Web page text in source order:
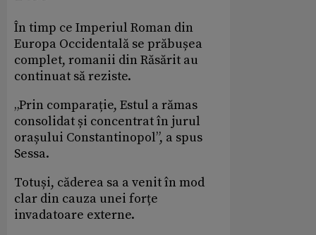
În timp ce Imperiul Roman din
Europa Occidentală se prăbușea
complet, romanii din Răsărit au
continuat să reziste.
„Prin comparație, Estul a rămas
consolidat și concentrat în jurul
orașului Constantinopol”, a spus
Sessa.
Totuși, căderea sa a venit în mod
clar din cauza unei forțe
invadatoare externe.